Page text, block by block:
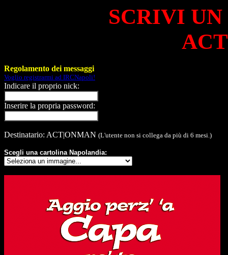
SCRIVI
Regolamento dei messaggi
Voglio registrarmi ad IRCNapoli!
Indicare il proprio nick:
Inserire la propria password:
Destinatario: ACT|ONMAN (L'utente non si collega da più di 6 mesi.)
Scegli una cartolina Napolandia: